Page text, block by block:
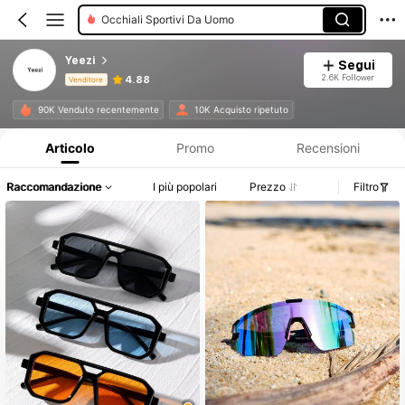
Occhiali Alla Moda Da Uomo
Yeezi
Venditore 4.88
Segui
2.6K Follower
90K Venduto recentemente 10K Acquisto ripetuto
Articolo Promo Recensioni
Raccomandazione I più popolari Prezzo Filtro